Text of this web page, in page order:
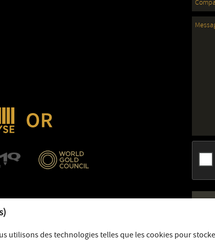
utilisons des technologies telles que les cookies pour